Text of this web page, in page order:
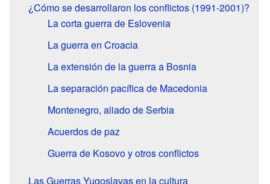
¿Cómo se desarrollaron los conflictos (1991-2001)?
La corta guerra de Eslovenia
La guerra en Croacia
La extensión de la guerra a Bosnia
La separación pacífica de Macedonia
Montenegro, aliado de Serbia
Acuerdos de paz
Guerra de Kosovo y otros conflictos
Las Guerras Yugoslavas en la cultura